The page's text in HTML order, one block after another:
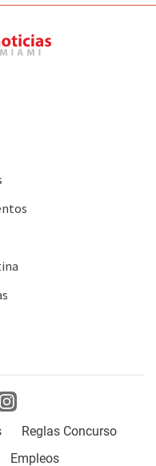
Reglas Concurso
Empleos